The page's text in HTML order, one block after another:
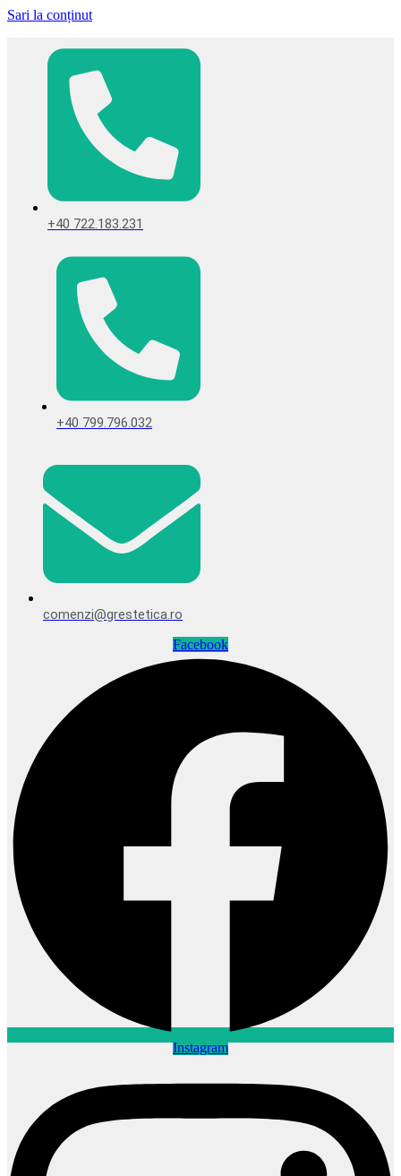
Sari la conținut
+40 722.183.231
+40 799.796.032
comenzi@grestetica.ro
Facebook
Instagram